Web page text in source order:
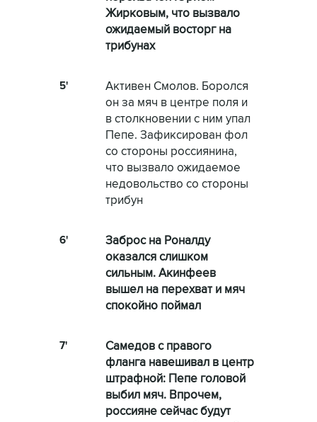
Жирковым, что вызвало
ожидаемый восторг на
трибунах
5'
Активен Смолов. Боролся
он за мяч в центре поля и
в столкновении с ним упал
Пепе. Зафиксирован фол
со стороны россиянина,
что вызвало ожидаемое
недовольство со стороны
трибун
6'
Заброс на Роналду
оказался слишком
сильным. Акинфеев
вышел на перехват и мяч
спокойно поймал
7'
Самедов с правого
фланга навешивал в центр
штрафной: Пепе головой
выбил мяч. Впрочем,
россияне сейчас будут